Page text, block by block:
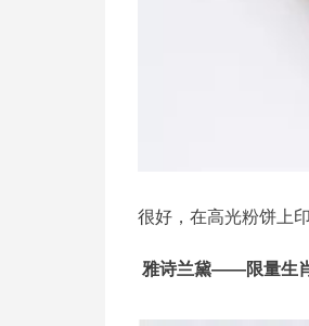
很好，在高光粉饼上
雅诗兰黛——限量生